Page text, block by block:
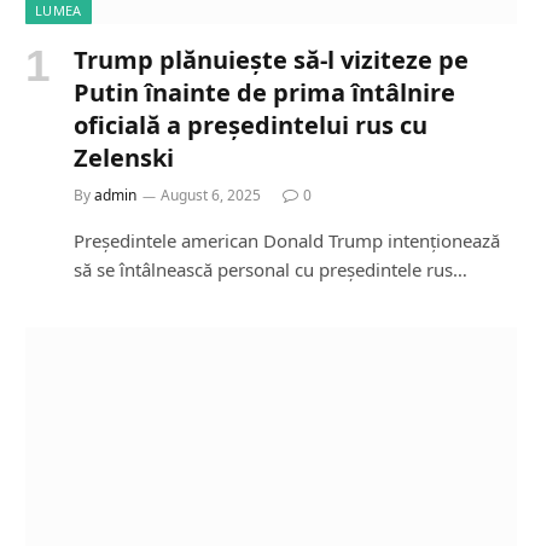
LUMEA
Trump plănuiește să-l viziteze pe
Putin înainte de prima întâlnire
oficială a președintelui rus cu
Zelenski
Byadmin August 6, 2025 0
Președintele american Donald Trump intenționează
să se întâlnească personal cu președintele rus…